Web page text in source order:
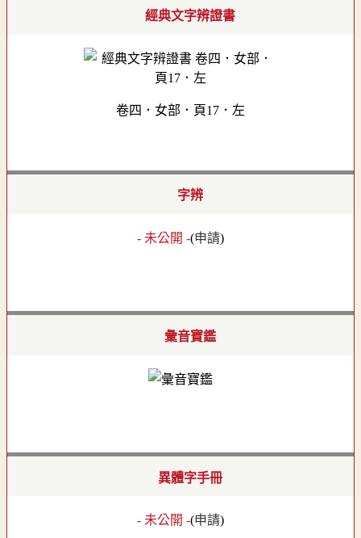
經典文字辨證書
卷四．女部．頁17．左
字辨
- 未公開 -(申請)
彙音寶鑑
異體字手冊
- 未公開 -(申請)